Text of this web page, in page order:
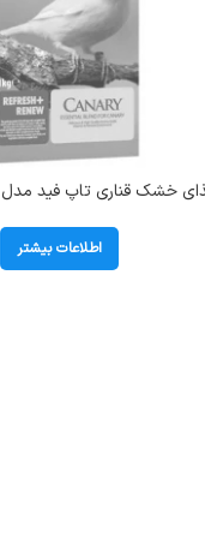
اطلاعات بیشتر